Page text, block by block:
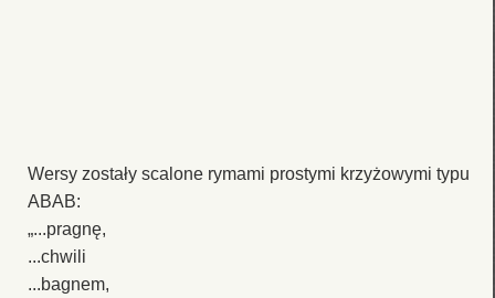
Wersy zostały scalone rymami prostymi krzyżowymi typu
ABAB:
„...pragnę,
...chwili
...bagnem,